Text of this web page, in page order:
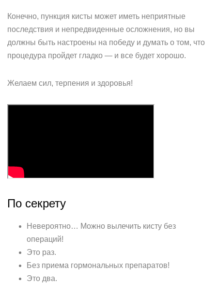
Конечно, пункция кисты может иметь неприятные
последствия и непредвиденные осложнения, но вы
должны быть настроены на победу и думать о том, что
процедура пройдет гладко — и все будет хорошо.
Желаем сил, терпения и здоровья!
По секрету
Невероятно… Можно вылечить кисту без
операций!
Это раз.
Без приема гормональных препаратов!
Это два.